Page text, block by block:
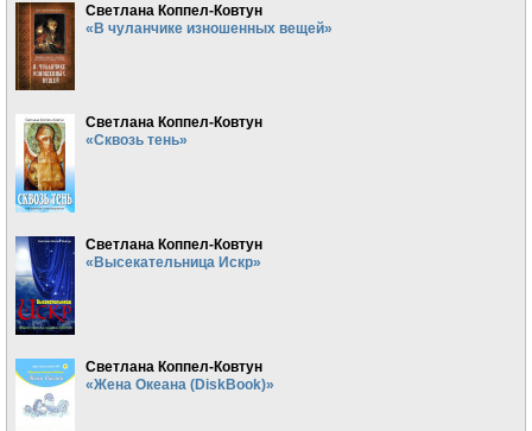
Светлана Коппел-Ковтун
«В чуланчике изношенных вещей»
Светлана Коппел-Ковтун
«Сквозь тень»
Светлана Коппел-Ковтун
«Высекательница Искр»
Светлана Коппел-Ковтун
«Жена Океана (DiskBook)»